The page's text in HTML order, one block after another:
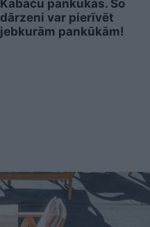
Kabaču pankūkas. Šo
dārzeni var pierīvēt
jebkurām pankūkām!